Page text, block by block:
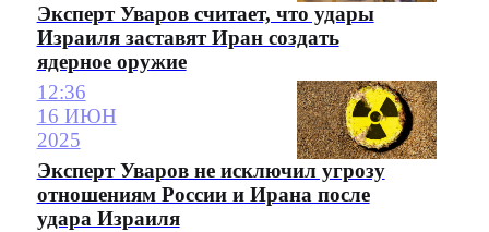
Эксперт Уваров считает, что удары
Израиля заставят Иран создать
ядерное оружие
12:36
16 ИЮН
2025
Эксперт Уваров не исключил угрозу
отношениям России и Ирана после
удара Израиля